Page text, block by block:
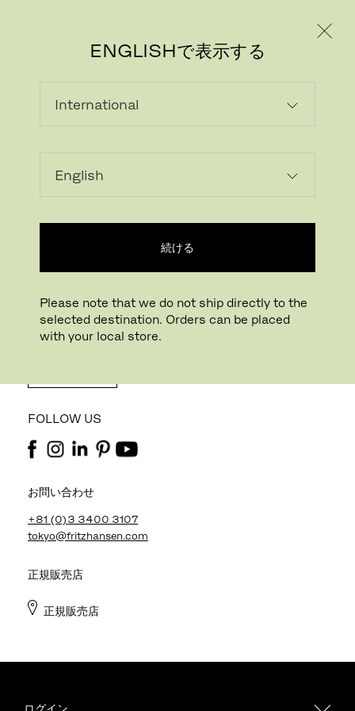
ENGLISHで表示する
続ける
Please note that we do not ship directly to the
selected destination. Orders can be placed
with your local store.
フリッツ・ハンセン ニュースレター
FOLLOW US
お問い合わせ
+81 (0)3 3400 3107
tokyo@fritzhansen.com
正規販売店
正規販売店
ログイン